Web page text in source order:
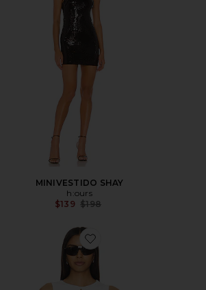
MINIVESTIDO SHAY
h:ours
$139 Previous price:
$198
Favorite Rhyan Top